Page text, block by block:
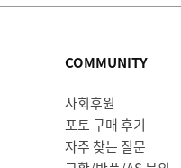
COMMUNITY
사회후원
포토 구매 후기
자주 찾는 질문